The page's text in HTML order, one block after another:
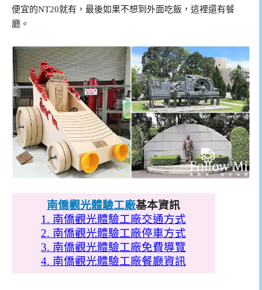
便宜的NT20就有，最後如果不想到外面吃飯，這裡還有餐
廳。
南僑觀光體驗工廠基本資訊
1. 南僑觀光體驗工廠交通方式
2. 南僑觀光體驗工廠停車方式
3. 南僑觀光體驗工廠免費導覽
4. 南僑觀光體驗工廠餐廳資訊